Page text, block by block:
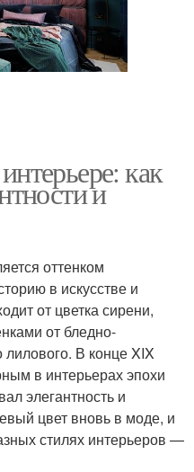
как
и
оттенком
в искусстве и
от цветка сирени,
от бледно-
В конце XIX
в интерьерах эпохи
элегантность и
цвет вновь в моде, и
стилях интерьеров —